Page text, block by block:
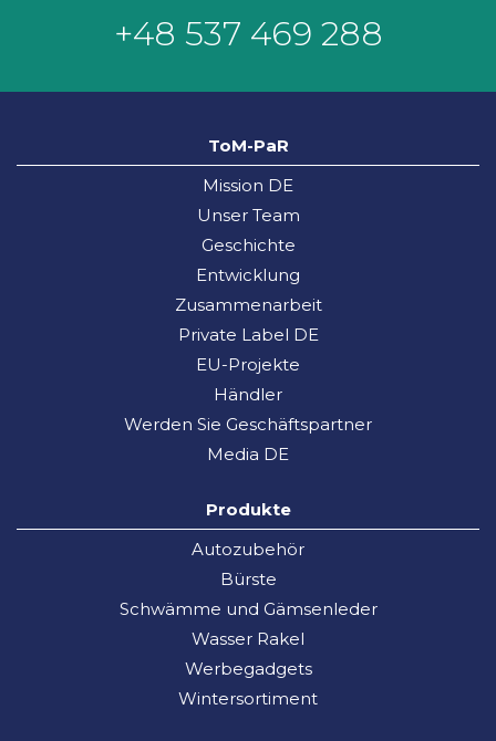
+48 537 469 288
ToM-PaR
Mission DE
Unser Team
Geschichte
Entwicklung
Zusammenarbeit
Private Label DE
EU-Projekte
Händler
Werden Sie Geschäftspartner
Media DE
Produkte
Autozubehör
Bürste
Schwämme und Gämsenleder
Wasser Rakel
Werbegadgets
Wintersortiment